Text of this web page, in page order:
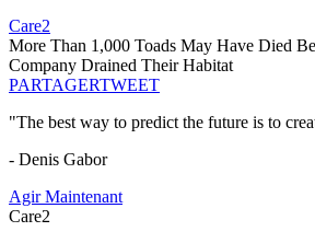
Care2
More Than 1,000 Toads May Have Died
Company Drained Their Habitat
PARTAGERTWEET
"The best way to predict the future is to
- Denis Gabor
Agir Maintenant
Care2